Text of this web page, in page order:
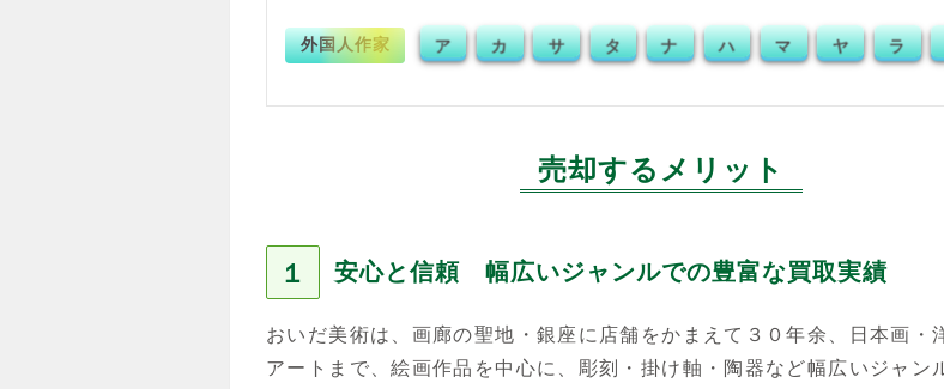
外国人作家 ア カ サ タ ナ ハ マ ヤ ラ
売却するメリット
１ 安心と信頼 幅広いジャンルでの豊富な買取実績
おいだ美術は、画廊の聖地・銀座に店舗をかまえて３０年余、日本画・
アートまで、絵画作品を中心に、彫刻・掛け軸・陶器など幅広いジャン